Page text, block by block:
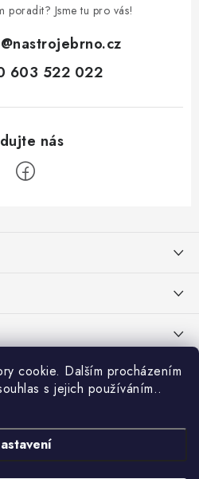
cookie. Dalším procházením
s jejich používáním..
poradit? Jsme tu pro vás!
@nastrojebrno.cz
603 522 022
Shoptet